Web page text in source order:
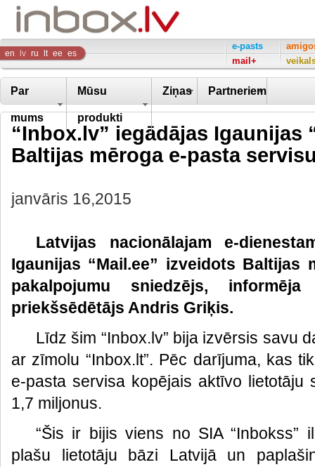
Inbox
Company
en lv ru lt ee es
e-pasts
mail+
Par
mums
Mūsu
produkti
Ziņas Partneriem
“Inbox.lv” iegādājas Igaunijas
Baltijas mēroga e-pasta
janvāris 16,2015
Latvijas nacionālajam e-
Igaunijas “Mail.ee” izveidots Baltijas
pakalpojumu sniedzējs,
priekšsēdētājs Andris Griķis.
Līdz šim “Inbox.lv” bija izvērsis savu
ar zīmolu “Inbox.lt”. Pēc darījuma, kas
e-pasta servisa kopējais aktīvo lietotāju
1,7 miljonus.
“Šis ir bijis viens no SIA “Inbokss”
plašu lietotāju bāzi Latvijā un